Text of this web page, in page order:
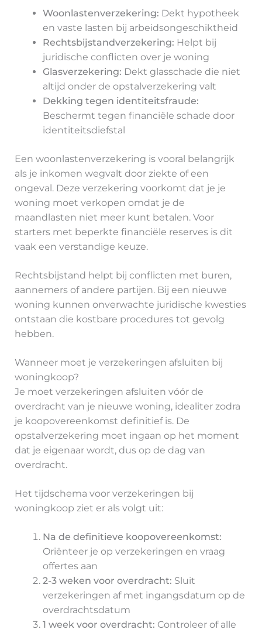
Woonlastenverzekering: Dekt hypotheek
en vaste lasten bij arbeidsongeschiktheid
Rechtsbijstandverzekering: Helpt bij
juridische conflicten over je woning
Glasverzekering: Dekt glasschade die niet
altijd onder de opstalverzekering valt
Dekking tegen identiteitsfraude:
Beschermt tegen financiële schade door
identiteitsdiefstal
Een woonlastenverzekering is vooral belangrijk
als je inkomen wegvalt door ziekte of een
ongeval. Deze verzekering voorkomt dat je je
woning moet verkopen omdat je de
maandlasten niet meer kunt betalen. Voor
starters met beperkte financiële reserves is dit
vaak een verstandige keuze.
Rechtsbijstand helpt bij conflicten met buren,
aannemers of andere partijen. Bij een nieuwe
woning kunnen onverwachte juridische kwesties
ontstaan die kostbare procedures tot gevolg
hebben.
Wanneer moet je verzekeringen afsluiten bij
woningkoop?
Je moet verzekeringen afsluiten vóór de
overdracht van je nieuwe woning, idealiter zodra
je koopovereenkomst definitief is. De
opstalverzekering moet ingaan op het moment
dat je eigenaar wordt, dus op de dag van
overdracht.
Het tijdschema voor verzekeringen bij
woningkoop ziet er als volgt uit:
Na de definitieve koopovereenkomst:
Oriënteer je op verzekeringen en vraag
offertes aan
2-3 weken voor overdracht: Sluit
verzekeringen af met ingangsdatum op de
overdrachtsdatum
1 week voor overdracht: Controleer of alle